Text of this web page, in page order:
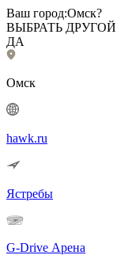
Ваш город:Омск?
ВЫБРАТЬ ДРУГОЙ
ДА
Омск
hawk.ru
Ястребы
G-Drive Арена